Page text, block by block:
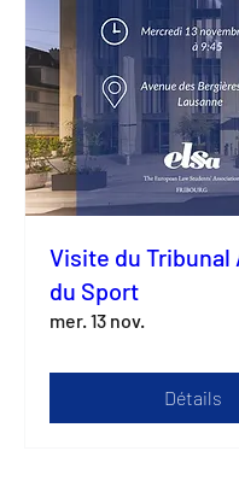
Visite du Tribunal
du Sport
mer. 13 nov.
Détails